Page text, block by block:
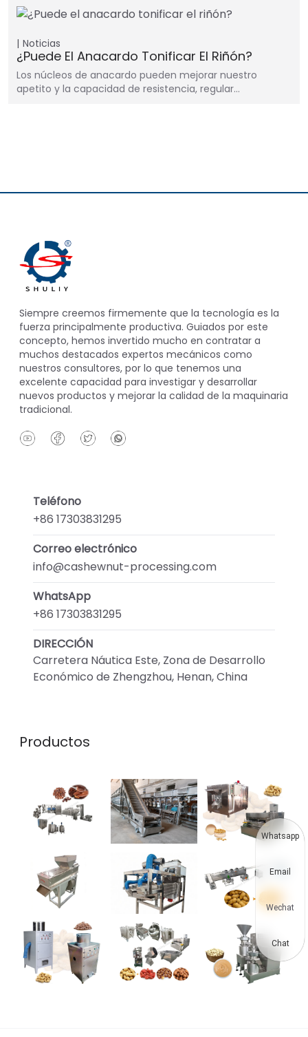
Noticias
¿Puede El Anacardo Tonificar El Riñón?
Los núcleos de anacardo pueden mejorar nuestro
apetito y la capacidad de resistencia, regular…
Siempre creemos firmemente que la tecnología es la
fuerza principalmente productiva. Guiados por este
concepto, hemos invertido mucho en contratar a
muchos destacados expertos mecánicos como
nuestros consultores, por lo que tenemos una
excelente capacidad para investigar y desarrollar
nuevos productos y mejorar la calidad de la maquinaria
tradicional.
Teléfono
+86 17303831295
Correo electrónico
info@cashewnut-processing.com
WhatsApp
+86 17303831295
DIRECCIÓN
Carretera Náutica Este, Zona de Desarrollo
Económico de Zhengzhou, Henan, China
Productos
Whatsapp
Email
Wechat
Chat